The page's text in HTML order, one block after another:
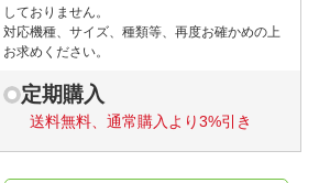
しておりません。
対応機種、サイズ、種類等、再度お確かめの上
お求めください。
定期購入
送料無料、通常購入より3%引き